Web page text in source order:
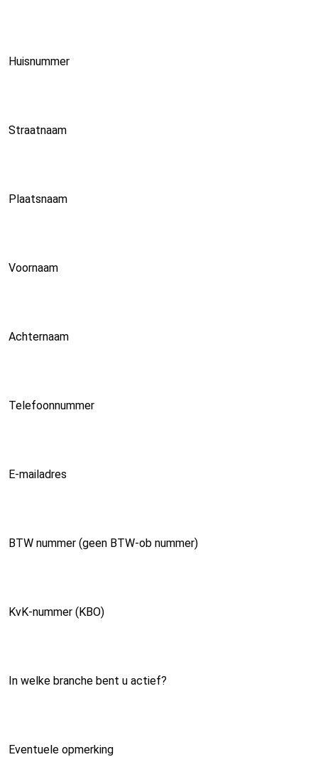
Huisnummer
Straatnaam
Plaatsnaam
Voornaam
Achternaam
Telefoonnummer
E-mailadres
BTW nummer (geen BTW-ob nummer)
KvK-nummer (KBO)
In welke branche bent u actief?
Eventuele opmerking